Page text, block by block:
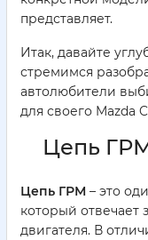
представляет.
Итак, давайте
стремимся
автолюбители
для своего Mazda
Цепь
Цепь ГРМ – это
который отвечает
двигателя. В